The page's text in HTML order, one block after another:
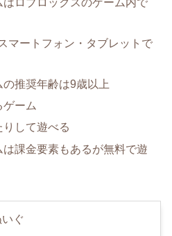
マートフォン・タブレットで
推奨年齢は9歳以上
ーム
して遊べる
課金要素もあるが無料で遊
ぐ